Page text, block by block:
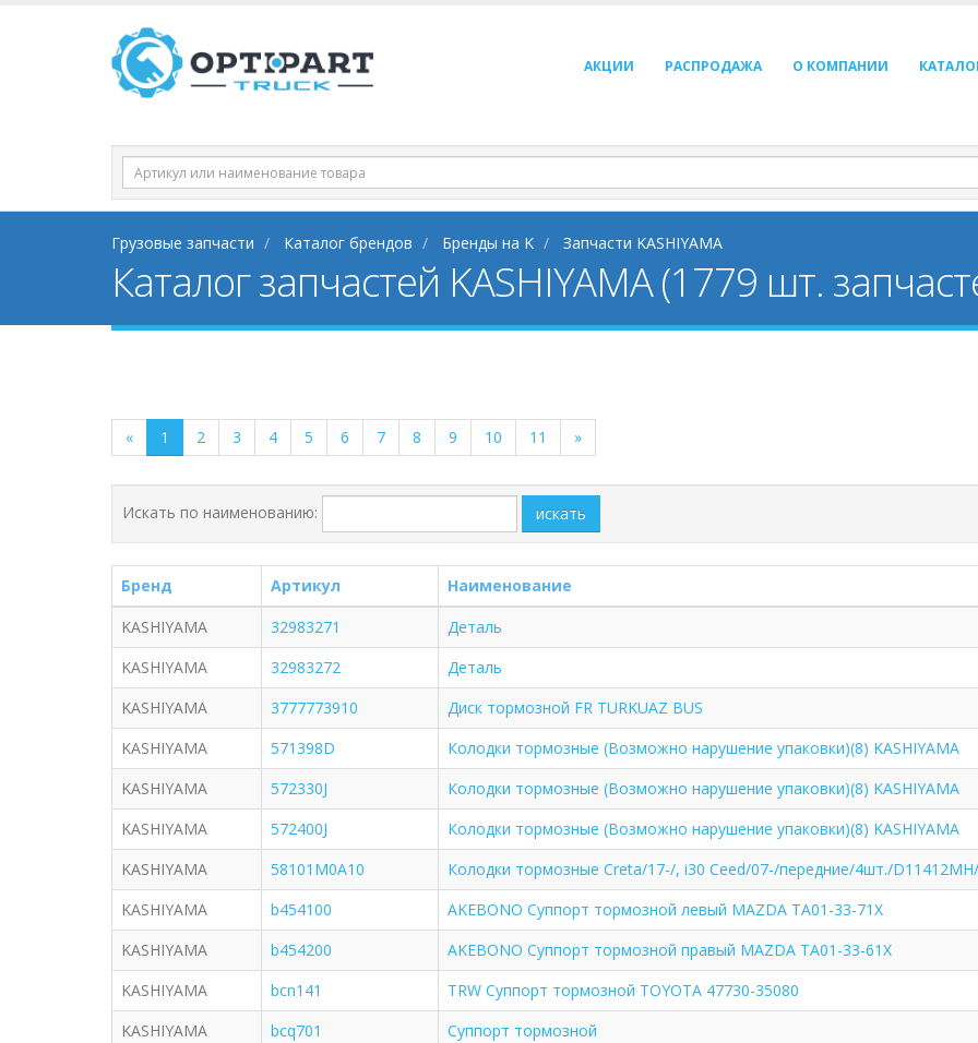
АКЦИИ РАСПРОДАЖА О КОМПАНИИ
Грузовые запчасти Каталог брендов Бренды на K Запчасти KASHIYAMA
Каталог запчастей KASHIYAMA (1779 шт.
« 1 2 3 4 5 6 7 8 9 10 11 »
Искать по наименованию: искать
Бренд Артикул
Наименование
KASHIYAMA
32983271
Деталь
KASHIYAMA
32983272
Деталь
KASHIYAMA
3777773910
Диск тормозной FR TURKUAZ BUS
KASHIYAMA
571398D
Колодки тормозные (Возможно нарушение упаковки)(8) KASHIYAMA
KASHIYAMA
572330J
Колодки тормозные (Возможно нарушение упаковки)(8) KASHIYAMA
KASHIYAMA
572400J
Колодки тормозные (Возможно нарушение упаковки)(8) KASHIYAMA
KASHIYAMA
58101M0A10
Колодки тормозные Creta/17-/, i30 Ceed/07-/передние/4шт./
KASHIYAMA
b454100
AKEBONO Суппорт тормозной левый MAZDA TA01-33-71X
KASHIYAMA
b454200
AKEBONO Суппорт тормозной правый MAZDA TA01-33-61X
KASHIYAMA
bcn141
TRW Суппорт тормозной TOYOTA 47730-35080
KASHIYAMA
bcq701
Суппорт тормозной